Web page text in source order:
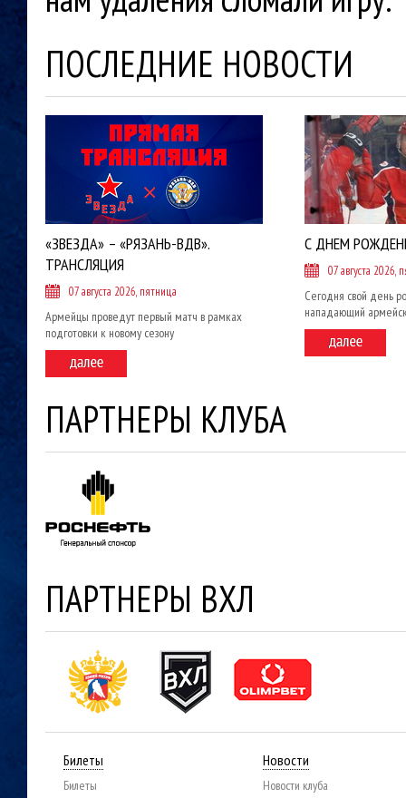
ПОСЛЕДНИЕ НОВОСТИ
«ЗВЕЗДА» – «РЯЗАНЬ-ВДВ».
ТРАНСЛЯЦИЯ
07 августа 2026, пятница
Армейцы проведут первый матч в рамках
подготовки к новому сезону
С ДНЕМ
07 августа 2026,
Сегодня свой день
нападающий
ПАРТНЕРЫ КЛУБА
ПАРТНЕРЫ ВХЛ
Билеты
Билеты
Новости
Новости клуба